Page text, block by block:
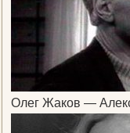
Олег Жаков —